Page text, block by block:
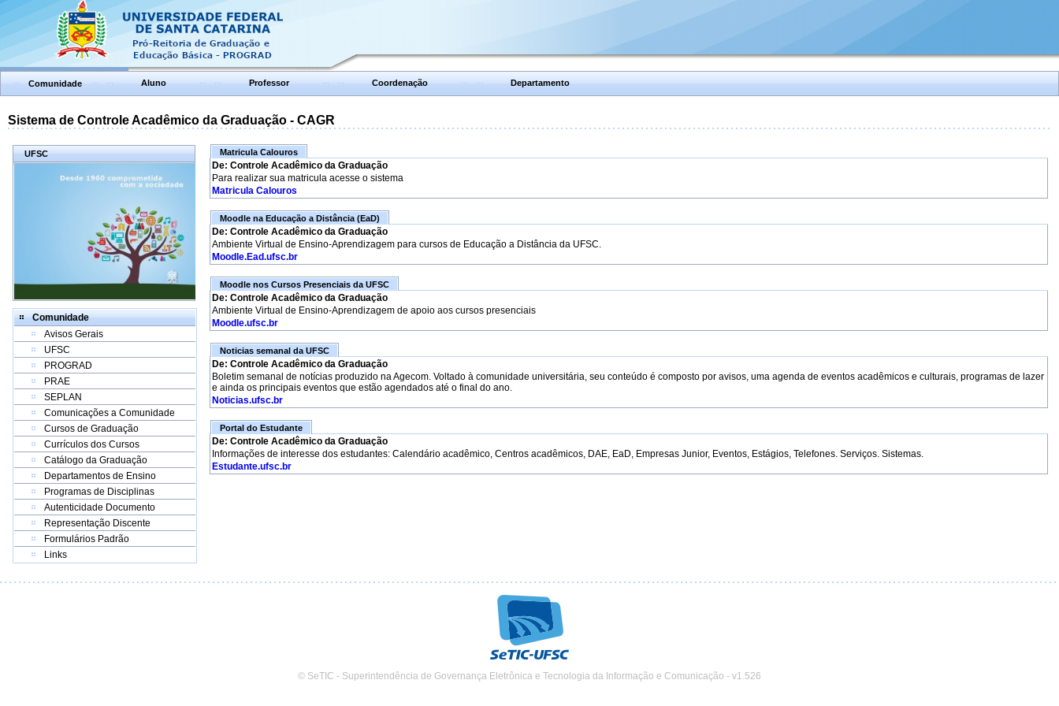
Comunidade Aluno Professor Coordenação Departamento
Sistema de Controle Acadêmico da Graduação - CAGR
UFSC
Comunidade
Avisos Gerais
UFSC
PROGRAD
PRAE
SEPLAN
Comunicações a Comunidade
Cursos de Graduação
Currículos dos Cursos
Catálogo da Graduação
Departamentos de Ensino
Programas de Disciplinas
Autenticidade Documento
Representação Discente
Formulários Padrão
Links
Matricula Calouros
De: Controle Acadêmico da Graduação
Para realizar sua matricula acesse o sistema
Matricula Calouros
Moodle na Educação a Distância (EaD)
De: Controle Acadêmico da Graduação
Ambiente Virtual de Ensino-Aprendizagem para cursos de Educação a Distância da UFSC.
Moodle.Ead.ufsc.br
Moodle nos Cursos Presenciais da UFSC
De: Controle Acadêmico da Graduação
Ambiente Virtual de Ensino-Aprendizagem de apoio aos cursos presenciais
Moodle.ufsc.br
Noticias semanal da UFSC
De: Controle Acadêmico da Graduação
Boletim semanal de notícias produzido na Agecom. Voltado à comunidade universitária, seu conteúdo é composto por avisos, uma agenda de eventos acadêmicos e culturais, programas de lazer
e ainda os principais eventos que estão agendados até o final do ano.
Noticias.ufsc.br
Portal do Estudante
De: Controle Acadêmico da Graduação
Informações de interesse dos estudantes: Calendário acadêmico, Centros acadêmicos, DAE, EaD, Empresas Junior, Eventos, Estágios, Telefones. Serviços. Sistemas.
Estudante.ufsc.br
© SeTIC - Superintendência de Governança Eletrônica e Tecnologia da Informação e Comunicação - v1.526